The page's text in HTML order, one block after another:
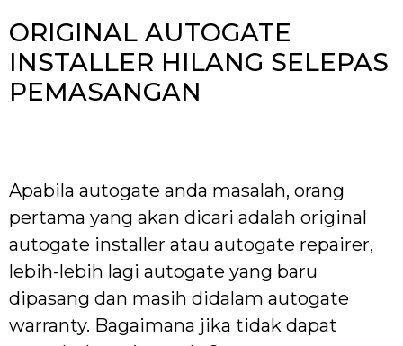
ORIGINAL AUTOGATE
INSTALLER HILANG SELEPAS
PEMASANGAN
Apabila autogate anda masalah, orang
pertama yang akan dicari adalah original
autogate installer atau autogate repairer,
lebih-lebih lagi autogate yang baru
dipasang dan masih didalam autogate
warranty. Bagaimana jika tidak dapat